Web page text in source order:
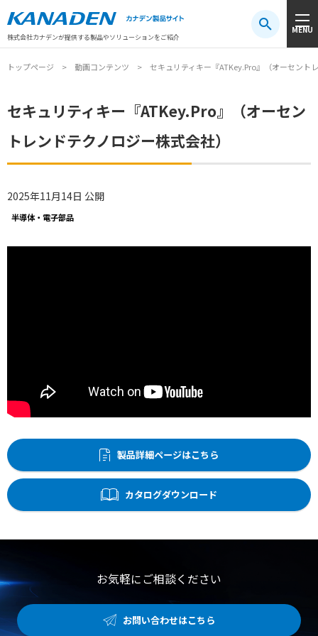
株式会社カナデンが提供する製品やソリューションをご紹介
MENU
注目キーワード#振動センサ#AGV #防爆#アシストスーツ
トップページ 動画コンテンツ セキュリティキー『ATKey.Pro』（オーセント
セキュリティキー『ATKey.Pro』（オーセン
トレンドテクノロジー株式会社）
2025年11月14日 公開
半導体・電子部品
製品詳細ページはこちら
カタログダウンロード
お気軽にご相談ください
お問い合わせはこちら